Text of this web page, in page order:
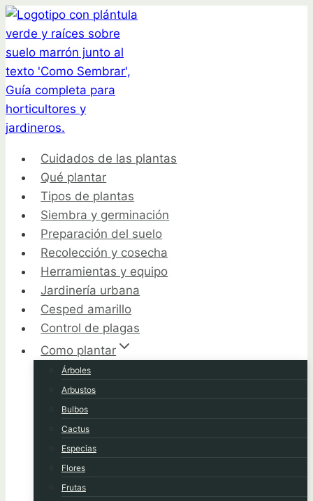
Saltar
al
contenido
Cuidados de las plantas
Qué plantar
Tipos de plantas
Siembra y germinación
Preparación del suelo
Recolección y cosecha
Herramientas y equipo
Jardinería urbana
Cesped amarillo
Control de plagas
Como plantar
Árboles
Arbustos
Bulbos
Cactus
Especias
Flores
Frutas